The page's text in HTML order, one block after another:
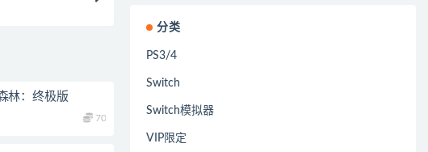
林：终极版
70
分类
PS3/4
Switch
Switch模拟器
VIP限定